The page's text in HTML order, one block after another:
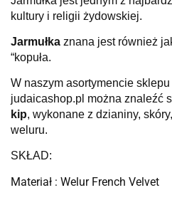
kultury i religii żydowskiej.
Jarmułka znana jest również
“kopuła.
W naszym asortymencie
judaicashop.pl można znaleźć
kip, wykonane z dzianiny,
weluru.
SKŁAD:
Materiał : Welur French Velvet